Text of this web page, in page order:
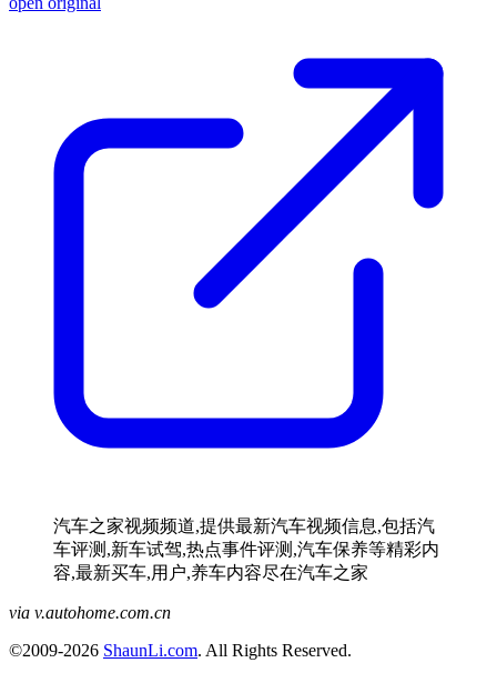
汽车之家视频频道,提供最新汽车视频信息,包括汽
车评测,新车试驾,热点事件评测,汽车保养等精彩内
容,最新买车,用户,养车内容尽在汽车之家
via v.autohome.com.cn
©2009-2026 ShaunLi.com. All Rights Reserved.